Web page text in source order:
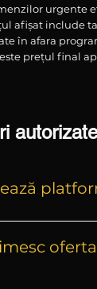
urgente
afișat include
în afara
prețul final
100% online.
îl
tipul actului